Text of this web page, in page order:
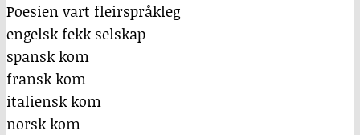
Poesien vart fleirspråkleg
engelsk fekk selskap
spansk kom
fransk kom
italiensk kom
norsk kom